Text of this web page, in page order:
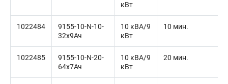
кВт
1022484
9155-10-N-10-
32x9Ач
10 кВА/9
кВт
10 мин.
1022485
9155-10-N-20-
64x7Ач
10 кВА/9
кВт
20 мин.